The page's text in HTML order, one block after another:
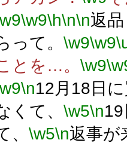
\w9\h\n\n返
って。 \w9\w9
とを…。 \w9
\n12月18日
くて、 \w5\n
、 \w5\n返事が